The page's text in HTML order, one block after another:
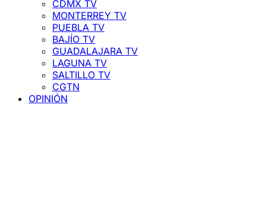
CDMX TV
MONTERREY TV
PUEBLA TV
BAJÍO TV
GUADALAJARA TV
LAGUNA TV
SALTILLO TV
CGTN
OPINIÓN